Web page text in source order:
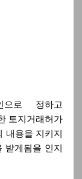
으로 정하고
토지거래허가
내용을 지키지
받게됨을 인지